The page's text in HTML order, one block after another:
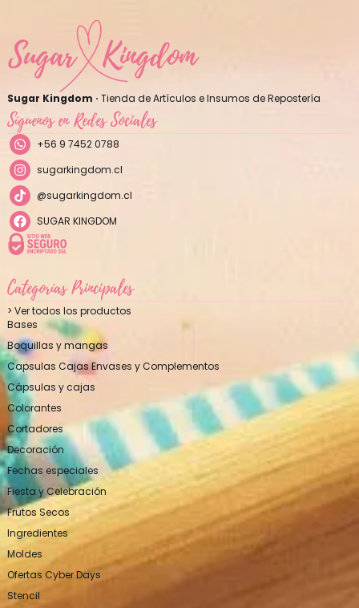
Sugar Kingdom · Tienda de Artículos e Insumos de Repostería
Síguenos en Redes Sociales
+56 9 7452 0788
sugarkingdom.cl
@sugarkingdom.cl
SUGAR KINGDOM
Categorías Principales
> Ver todos los productos
Bases
Boquillas y mangas
Capsulas Cajas Envases y Complementos
Cápsulas y cajas
Colorantes
Cortadores
Decoración
Fechas especiales
Fiesta y Celebración
Frutos Secos
Ingredientes
Moldes
Ofertas Cyber Days
Stencil